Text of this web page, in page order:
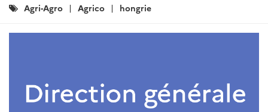
Catégories
Agri-Agro Agrico hongrie